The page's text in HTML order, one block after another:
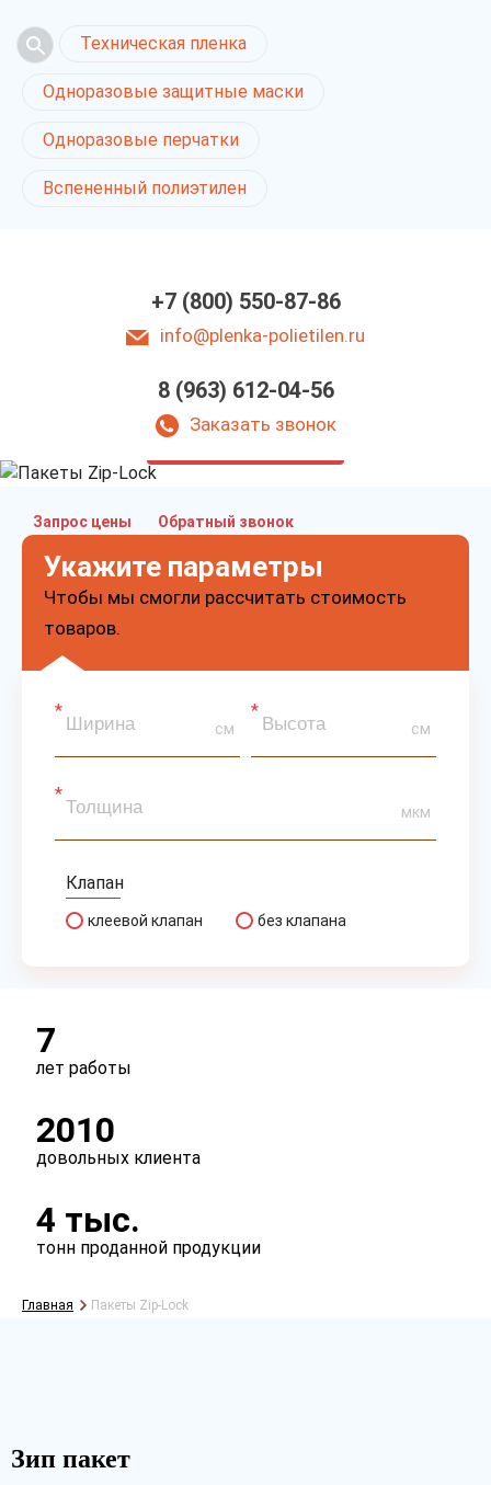
Техническая пленка
Одноразовые защитные маски
Одноразовые перчатки
Вспененный полиэтилен
+7 (800) 550-87-86
info@plenka-polietilen.ru
8 (963) 612-04-56
Заказать звонок
Пакеты Zip-Lock
в Ростове-на-Дону
Запрос цены Обратный звонок
Укажите параметры
Чтобы мы смогли рассчитать стоимость
товаров.
см см
мкм
Клапан
клеевой клапан без клапана
7
лет работы
2010
довольных клиента
4 тыс.
тонн проданной продукции
Главная Пакеты Zip-Lock
Зип пакет